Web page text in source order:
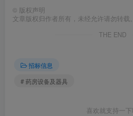
© 版权声明
文章版权归作者所有，未经允许请勿转载。
THE END
招标信息
# 药房设备及器具
喜欢就支持一